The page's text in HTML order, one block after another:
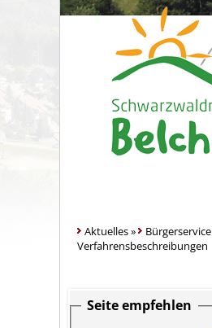
Aktuelles» Bürgerservice
Verfahrensbeschreibungen
Seite empfehlen